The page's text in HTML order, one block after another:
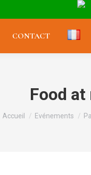
CONTACT
Food
Vous êtes ici :
Accueil Evénements